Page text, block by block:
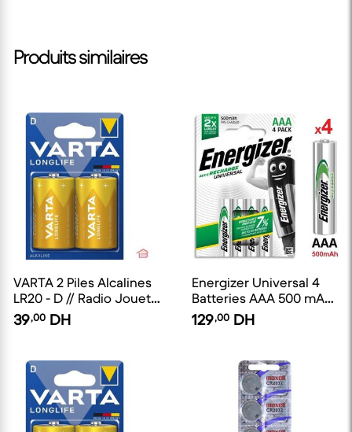
Produits similaires
VARTA 2 Piles Alcalines
LR20 - D // Radio Jouet
Chauffe Eau, LongLife
Power Alkaline
39,00 DH
Energizer Universal 4
Batteries AAA 500 mAh
PréChargées // 4 Piles
HR3 Rechargeable
129,00 DH